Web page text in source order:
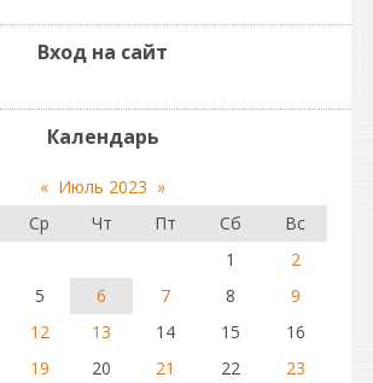
Вход на сайт
Календарь
« Июль 2023 »
Ср Чт Пт Сб
Вс
1
2
5 6 7 8
9
12 13 14 15
16
19 20 21 22
23